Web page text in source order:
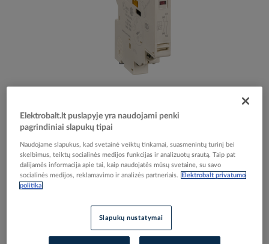
the
beginning
the
images
gallery
Kontaktas papildomas 1no (klaidos)+1no ant šono -
SCHNEIDER ELECTRIC
Elektrobalt prekės kodas
037216
EAN kodas
Elektrobalt.lt puslapyje yra naudojami penki
pagrindiniai slapukų tipai
Naudojame slapukus, kad svetainė veiktų tinkamai, suasmenintų turinį bei
skelbimus, teiktų socialinės medijos funkcijas ir analizuotų srautą. Taip pat
dalijamės informacija apie tai, kaip naudojatės mūsų svetaine, su savo
socialinės medijos, reklamavimo ir analizės partneriais.
Elektrobalt privatumo
politika
Slapukų nustatymai